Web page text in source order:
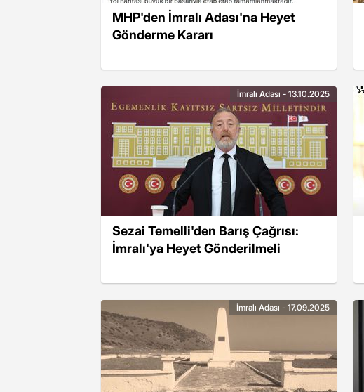
MHP'den İmralı Adası'na Heyet
Gönderme Kararı
Sezai Temelli'den Barış Çağrısı:
İmralı'ya Heyet Gönderilmeli
İmralı Adası - 13.10.2025
İmralı Adası - 17.09.2025